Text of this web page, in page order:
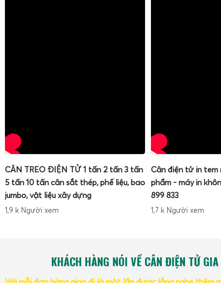
CÂN TREO ĐIỆN TỬ 1 tấn 2 tấn 3 tấn
5 tấn 10 tấn cân sắt thép, phế liệu, bao
jumbo, vật liệu xây dựng
1,9 k Người xem
Cân điện tử in tem
phẩm - máy in
899 833
1,7 k Người xem
KHÁCH HÀNG NÓI VỀ CÂN ĐIỆN TỬ